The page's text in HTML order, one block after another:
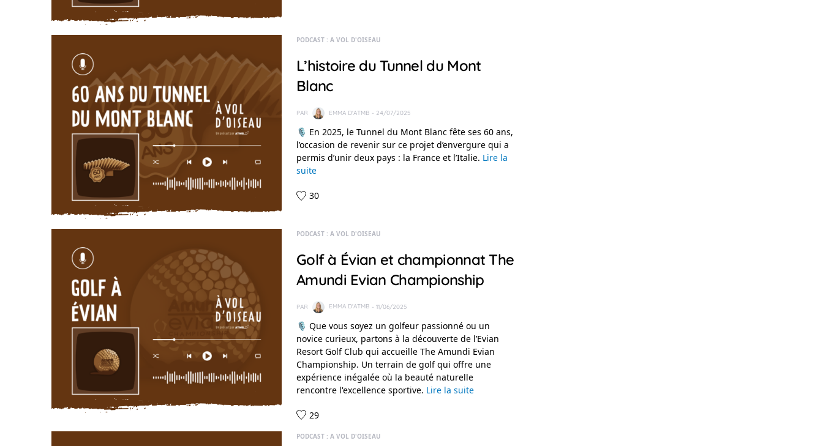
PODCAST : A VOL D'OISEAU
L’histoire du Tunnel du Mont
Blanc
PAR EMMA D'ATMB - 24/07/2025
🎙️ En 2025, le Tunnel du Mont Blanc fête ses 60 ans,
l’occasion de revenir sur ce projet d’envergure qui a
permis d’unir deux pays : la France et l’Italie. Lire la
suite
30
PODCAST : A VOL D'OISEAU
Golf à Évian et championnat The
Amundi Evian Championship
PAR EMMA D'ATMB - 11/06/2025
🎙️ Que vous soyez un golfeur passionné ou un
novice curieux, partons à la découverte de l’Evian
Resort Golf Club qui accueille The Amundi Evian
Championship. Un terrain de golf qui offre une
expérience inégalée où la beauté naturelle
rencontre l'excellence sportive. Lire la suite
29
PODCAST : A VOL D'OISEAU